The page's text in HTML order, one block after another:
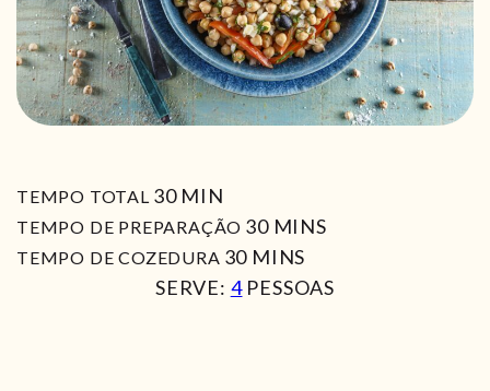
TEMPO TOTAL 30MIN
MIN
TEMPO DE PREPARAÇÃO 30MIN
MINS
TEMPO DE COZEDURA 30MIN
MINS
SERVE: 4 PESSOAS